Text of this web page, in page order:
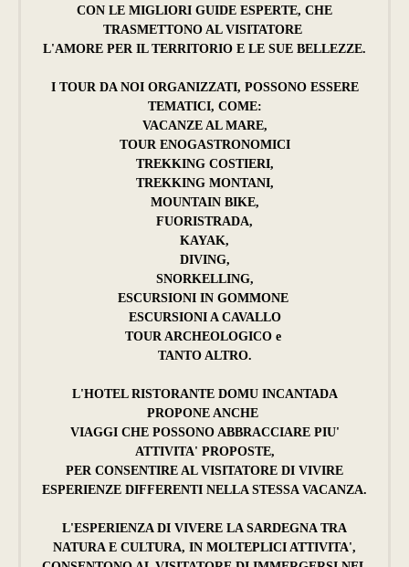
CON LE MIGLIORI GUIDE ESPERTE, CHE
TRASMETTONO AL VISITATORE
L'AMORE PER IL TERRITORIO E LE SUE BELLEZZE.
I TOUR DA NOI ORGANIZZATI, POSSONO ESSERE
TEMATICI, COME:
VACANZE AL MARE,
TOUR ENOGASTRONOMICI
TREKKING COSTIERI,
TREKKING MONTANI,
MOUNTAIN BIKE,
FUORISTRADA,
KAYAK,
DIVING,
SNORKELLING,
ESCURSIONI IN GOMMONE
ESCURSIONI A CAVALLO
TOUR ARCHEOLOGICO e
TANTO ALTRO.
L'HOTEL RISTORANTE DOMU INCANTADA
PROPONE ANCHE
VIAGGI CHE POSSONO ABBRACCIARE PIU'
ATTIVITA' PROPOSTE,
PER CONSENTIRE AL VISITATORE DI VIVIRE
ESPERIENZE DIFFERENTI NELLA STESSA VACANZA.
L'ESPERIENZA DI VIVERE LA SARDEGNA TRA
NATURA E CULTURA, IN MOLTEPLICI ATTIVITA',